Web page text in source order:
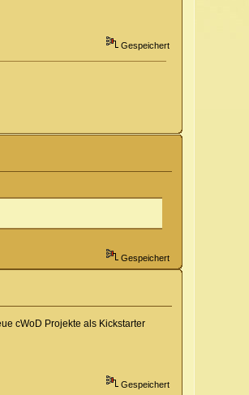
Gespeichert
Gespeichert
cWoD Projekte als Kickstarter
Gespeichert